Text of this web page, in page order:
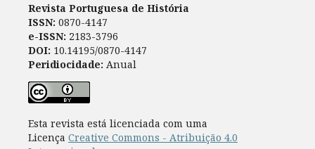
Revista Portuguesa de História
ISSN: 0870-4147
e-ISSN: 2183-3796
DOI: 10.14195/0870-4147
Peridiocidade: Anual
Esta revista está licenciada com uma
Licença Creative Commons - Atribuição 4.0